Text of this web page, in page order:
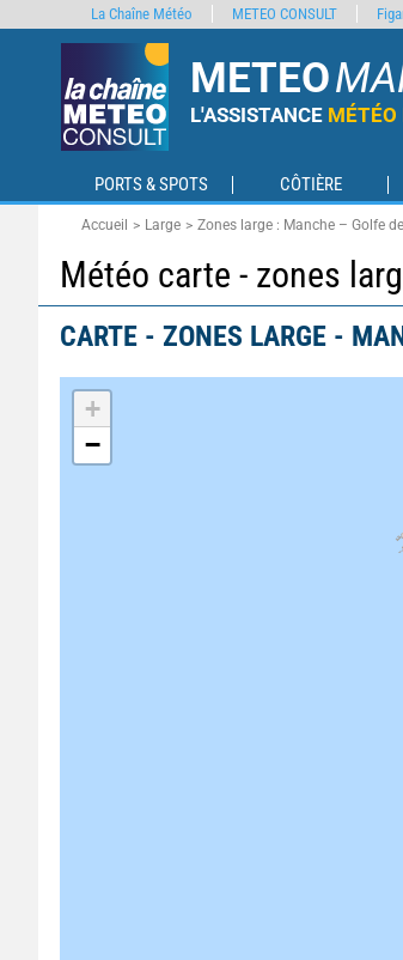
METEO
L'ASSISTANCE MÉTÉO
PORTS & SPOTS CÔTIÈRE
Accueil Large Zones large : Manche – Golfe
Météo carte - zones
CARTE - ZONES LARGE -
+
−
La Chaîne Météo METEO CONSULT